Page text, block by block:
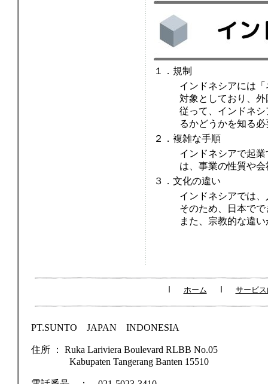
１．規制
インドネシアには
対象としており、
従って、インドネ
るかどうかを知る
２．複雑な手順
インドネシアで起
は、事業の性質や
３．文化の違い
インドネシアでは
そのため、日本で
また、宗教的な違
ｌ ホーム ｌ サービ
PT.SUNTO JAPAN INDONESIA
住所 ： Ruka Lariviera Boulevard RLBB No.05
Kabupaten Tangerang Banten 15510